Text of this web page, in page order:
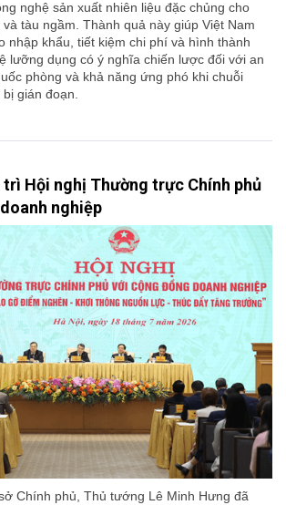
nghệ sản xuất nhiên liệu đặc chủng cho
tàu ngầm. Thành quả này giúp Việt Nam
nhập khẩu, tiết kiệm chi phí và hình thành
lưỡng dụng có ý nghĩa chiến lược đối với an
phòng và khả năng ứng phó khi chuỗi
gián đoạn.
Hội nghị Thường trực Chính phủ
nghiệp
Chính phủ, Thủ tướng Lê Minh Hưng đã